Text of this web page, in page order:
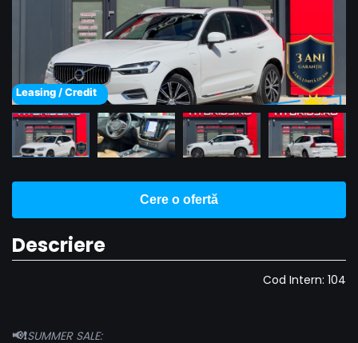
Leasing / Credit
Cere o ofertă
Descriere
Cod Intern: 104
📢❗️SUMMER SALE: